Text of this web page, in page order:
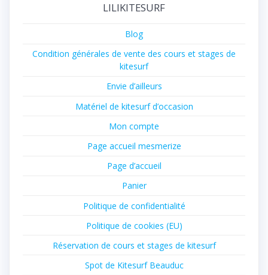
LILIKITESURF
Blog
Condition générales de vente des cours et stages de
kitesurf
Envie d’ailleurs
Matériel de kitesurf d’occasion
Mon compte
Page accueil mesmerize
Page d’accueil
Panier
Politique de confidentialité
Politique de cookies (EU)
Réservation de cours et stages de kitesurf
Spot de Kitesurf Beauduc